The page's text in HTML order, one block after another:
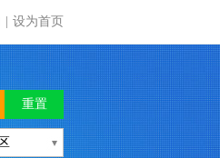
设为首页